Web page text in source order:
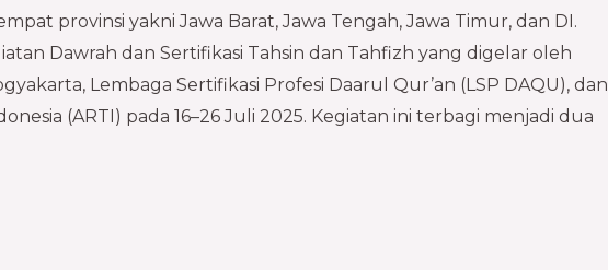
provinsi yakni Jawa Barat, Jawa Tengah, Jawa Timur, dan DI.
Dawrah dan Sertifikasi Tahsin dan Tahfizh yang digelar oleh
Lembaga Sertifikasi Profesi Daarul Qur’an (LSP DAQU), dan
(ARTI) pada 16–26 Juli 2025. Kegiatan ini terbagi menjadi dua